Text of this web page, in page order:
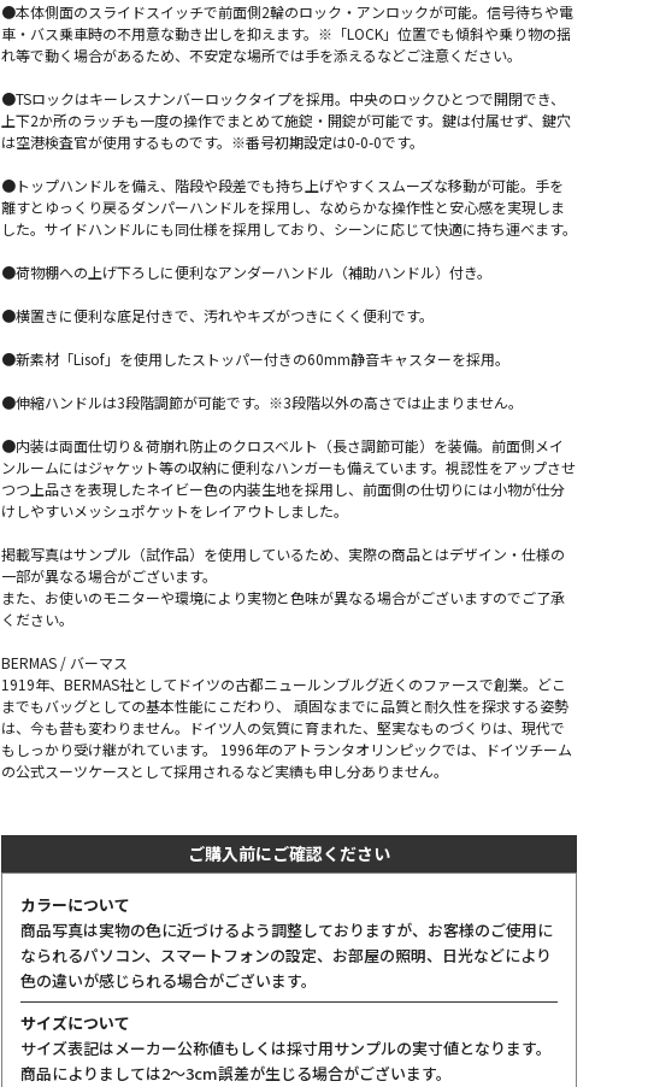
●本体側面のスライドスイッチで前面側2輪のロック・アンロックが可能。信号待ちや電
車・バス乗車時の不用意な動き出しを抑えます。※「LOCK」位置でも傾斜や乗り物の揺
れ等で動く場合があるため、不安定な場所では手を添えるなどご注意ください。
●TSロックはキーレスナンバーロックタイプを採用。中央のロックひとつで開閉でき、
上下2か所のラッチも一度の操作でまとめて施錠・開錠が可能です。鍵は付属せず、鍵穴
は空港検査官が使用するものです。※番号初期設定は0-0-0です。
●トップハンドルを備え、階段や段差でも持ち上げやすくスムーズな移動が可能。手を
離すとゆっくり戻るダンパーハンドルを採用し、なめらかな操作性と安心感を実現しま
した。サイドハンドルにも同仕様を採用しており、シーンに応じて快適に持ち運べます。
●荷物棚への上げ下ろしに便利なアンダーハンドル（補助ハンドル）付き。
●横置きに便利な底足付きで、汚れやキズがつきにくく便利です。
●新素材「Lisof」を使用したストッパー付きの60mm静音キャスターを採用。
●伸縮ハンドルは3段階調節が可能です。※3段階以外の高さでは止まりません。
●内装は両面仕切り＆荷崩れ防止のクロスベルト（長さ調節可能）を装備。前面側メイ
ンルームにはジャケット等の収納に便利なハンガーも備えています。視認性をアップさせ
つつ上品さを表現したネイビー色の内装生地を採用し、前面側の仕切りには小物が仕分
けしやすいメッシュポケットをレイアウトしました。
掲載写真はサンプル（試作品）を使用しているため、実際の商品とはデザイン・仕様の
一部が異なる場合がございます。
また、お使いのモニターや環境により実物と色味が異なる場合がございますのでご了承
ください。
BERMAS / バーマス
1919年、BERMAS社としてドイツの古都ニュールンブルグ近くのファースで創業。どこ
までもバッグとしての基本性能にこだわり、 頑固なまでに品質と耐久性を探求する姿勢
は、今も昔も変わりません。ドイツ人の気質に育まれた、堅実なものづくりは、現代で
もしっかり受け継がれています。 1996年のアトランタオリンピックでは、ドイツチーム
の公式スーツケースとして採用されるなど実績も申し分ありません。
ご購入前にご確認ください
カラーについて
商品写真は実物の色に近づけるよう調整しておりますが、お客様のご使用に
なられるパソコン、スマートフォンの設定、お部屋の照明、日光などにより
色の違いが感じられる場合がございます。
サイズについて
サイズ表記はメーカー公称値もしくは採寸用サンプルの実寸値となります。
商品によりましては2〜3cm誤差が生じる場合がございます。